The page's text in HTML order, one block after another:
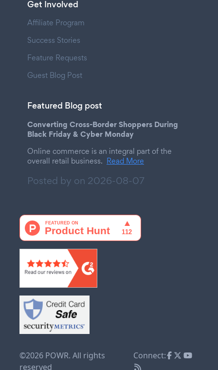
Get Involved
Affiliate Program
Success Stories
Feature Requests
Guest Blog Post
Featured Blog post
Converting Cross-Border Shoppers During
Black Friday & Cyber Monday
Online commerce is an integral part of the
overall retail business. Read More
Posted by on 2026-08-07
©2026 POWR. All rights
reserved
Connect: